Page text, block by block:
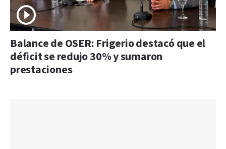
Balance de OSER: Frigerio destacó que el
déficit se redujo 30% y sumaron
prestaciones